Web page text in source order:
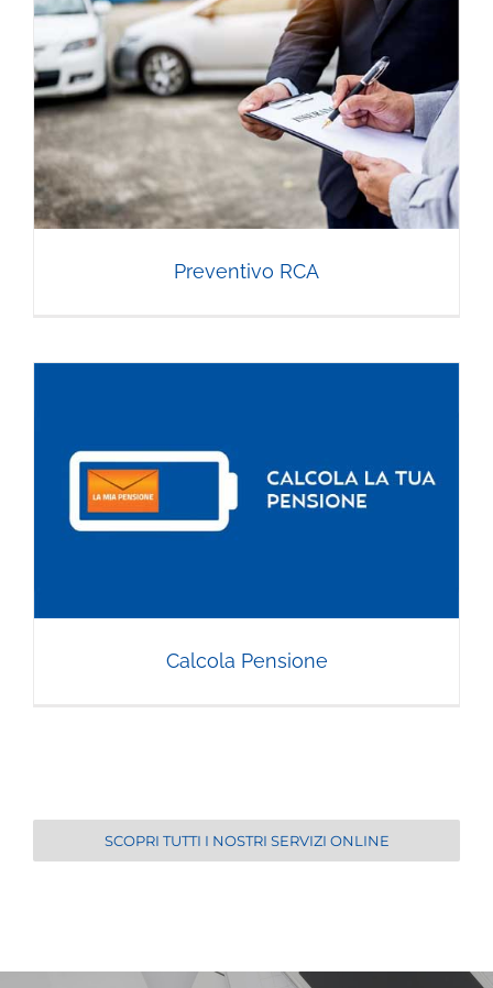
Preventivo RCA
Calcola Pensione
SCOPRI TUTTI I NOSTRI SERVIZI ONLINE